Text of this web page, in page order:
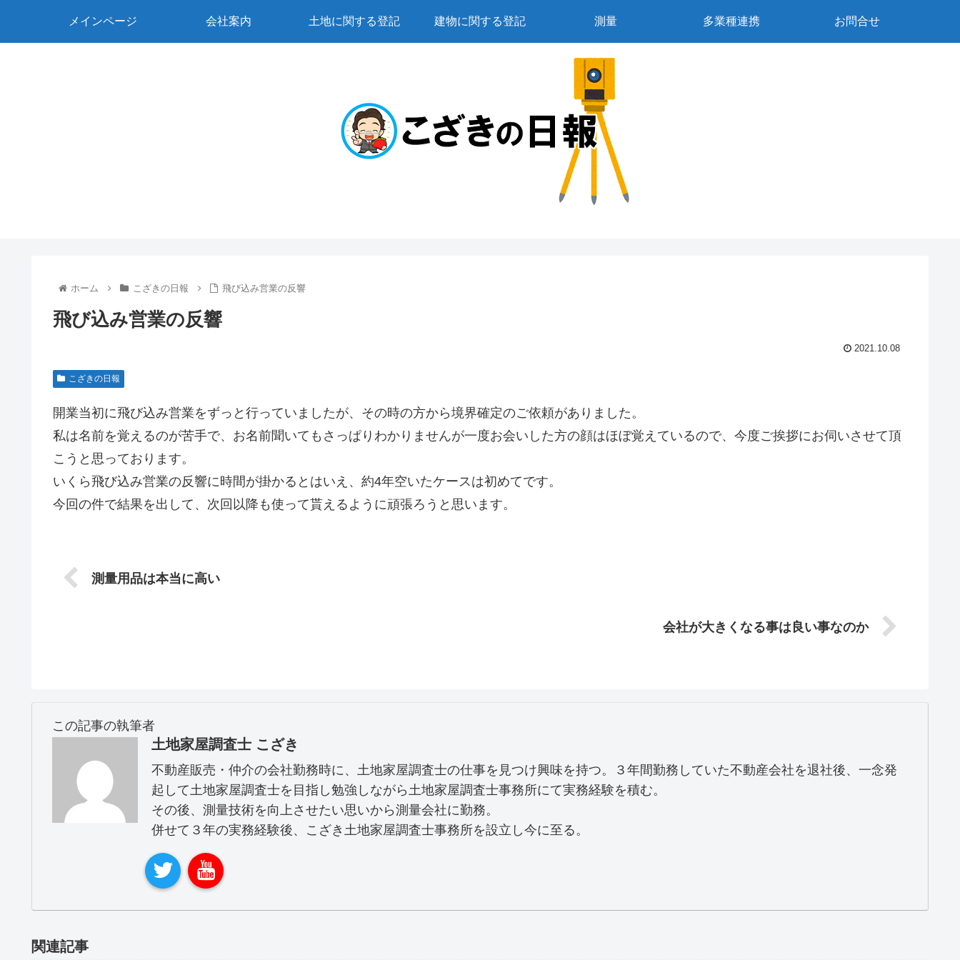
メインページ 会社案内 土地に関する登記 建物に関する登記 測量 多業種連携 お問合せ
ホーム こざきの日報 飛び込み営業の反響
飛び込み営業の反響
2021.10.08
こざきの日報
開業当初に飛び込み営業をずっと行っていましたが、その時の方から境界確定のご依頼がありました。
私は名前を覚えるのが苦手で、お名前聞いてもさっぱりわかりませんが一度お会いした方の顔はほぼ覚えているので、今度ご挨拶にお伺いさせて頂
こうと思っております。
いくら飛び込み営業の反響に時間が掛かるとはいえ、約4年空いたケースは初めてです。
今回の件で結果を出して、次回以降も使って貰えるように頑張ろうと思います。
測量用品は本当に高い
会社が大きくなる事は良い事なのか
この記事の執筆者
土地家屋調査士 こざき
不動産販売・仲介の会社勤務時に、土地家屋調査士の仕事を見つけ興味を持つ。３年間勤務していた不動産会社を退社後、一念発
起して土地家屋調査士を目指し勉強しながら土地家屋調査士事務所にて実務経験を積む。
その後、測量技術を向上させたい思いから測量会社に勤務。
併せて３年の実務経験後、こざき土地家屋調査士事務所を設立し今に至る。
関連記事